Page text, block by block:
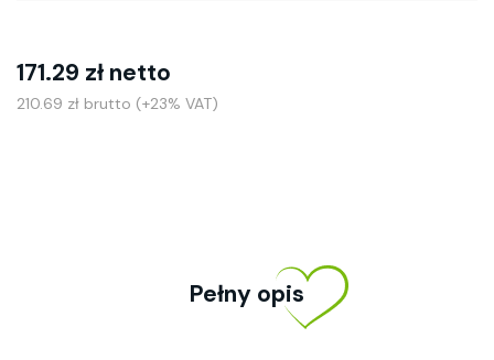
171.29 zł netto
210.69 zł brutto (+23% VAT)
Pełny opis